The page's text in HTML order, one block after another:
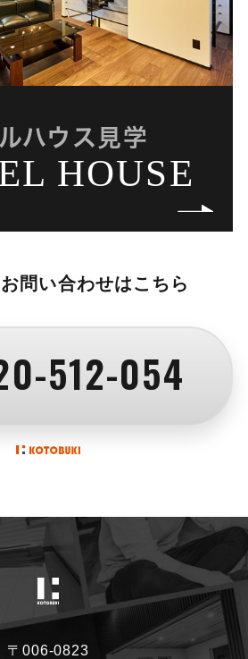
ハウス見学
HOUSE
問い合わせはこちら
512-054
〒006-0823